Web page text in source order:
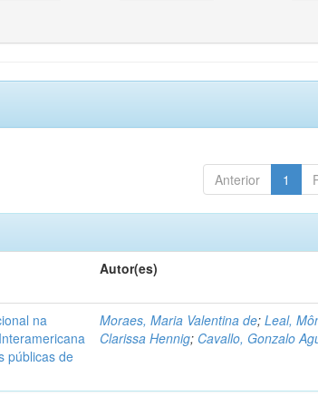
Anterior 1
Autor(es)
na
públicas de
Moraes, Maria Valentina de;Leal,
Clarissa Hennig; Cavallo, Gonzalo